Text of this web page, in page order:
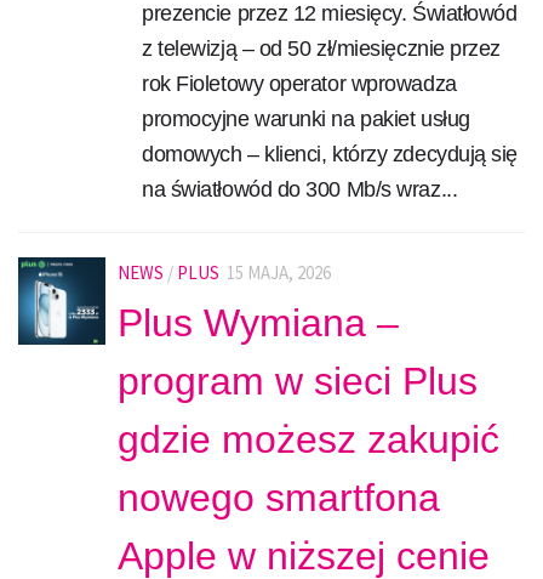
prezencie przez 12 miesięcy. Światłowód
z telewizją – od 50 zł/miesięcznie przez
rok Fioletowy operator wprowadza
promocyjne warunki na pakiet usług
domowych – klienci, którzy zdecydują się
na światłowód do 300 Mb/s wraz...
NEWS / PLUS 15 MAJA, 2026
Plus Wymiana –
program w sieci Plus
gdzie możesz zakupić
nowego smartfona
Apple w niższej cenie